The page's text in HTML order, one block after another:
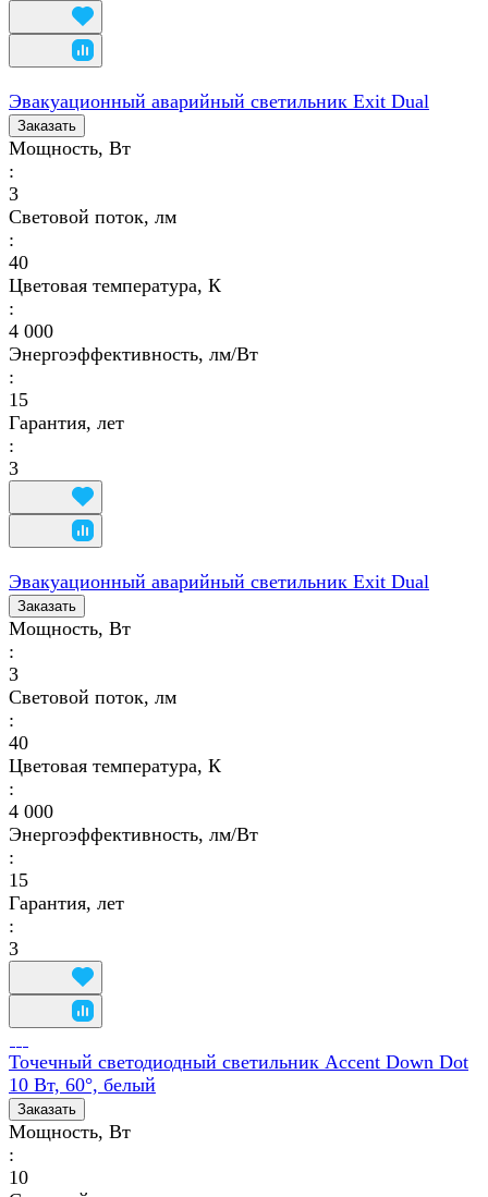
Эвакуационный аварийный светильник Exit Dual
Заказать
Мощность, Вт
:
3
Световой поток, лм
:
40
Цветовая температура, К
:
4 000
Энергоэффективность, лм/Вт
:
15
Гарантия, лет
:
3
Эвакуационный аварийный светильник Exit Dual
Заказать
Мощность, Вт
:
3
Световой поток, лм
:
40
Цветовая температура, К
:
4 000
Энергоэффективность, лм/Вт
:
15
Гарантия, лет
:
3
Точечный светодиодный светильник Accent Down Dot
10 Вт, 60°, белый
Заказать
Мощность, Вт
:
10